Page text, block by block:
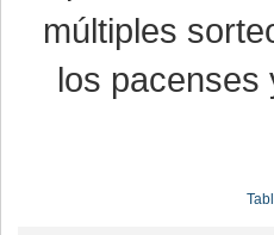
múltiples
los pacenses